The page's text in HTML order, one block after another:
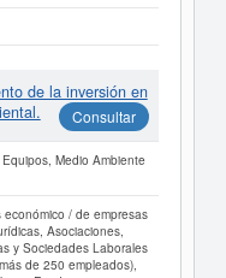
de la inversión en
Consultar
Medio Ambiente
/ de empresas
Asociaciones,
y Sociedades Laborales
de 250 empleados),